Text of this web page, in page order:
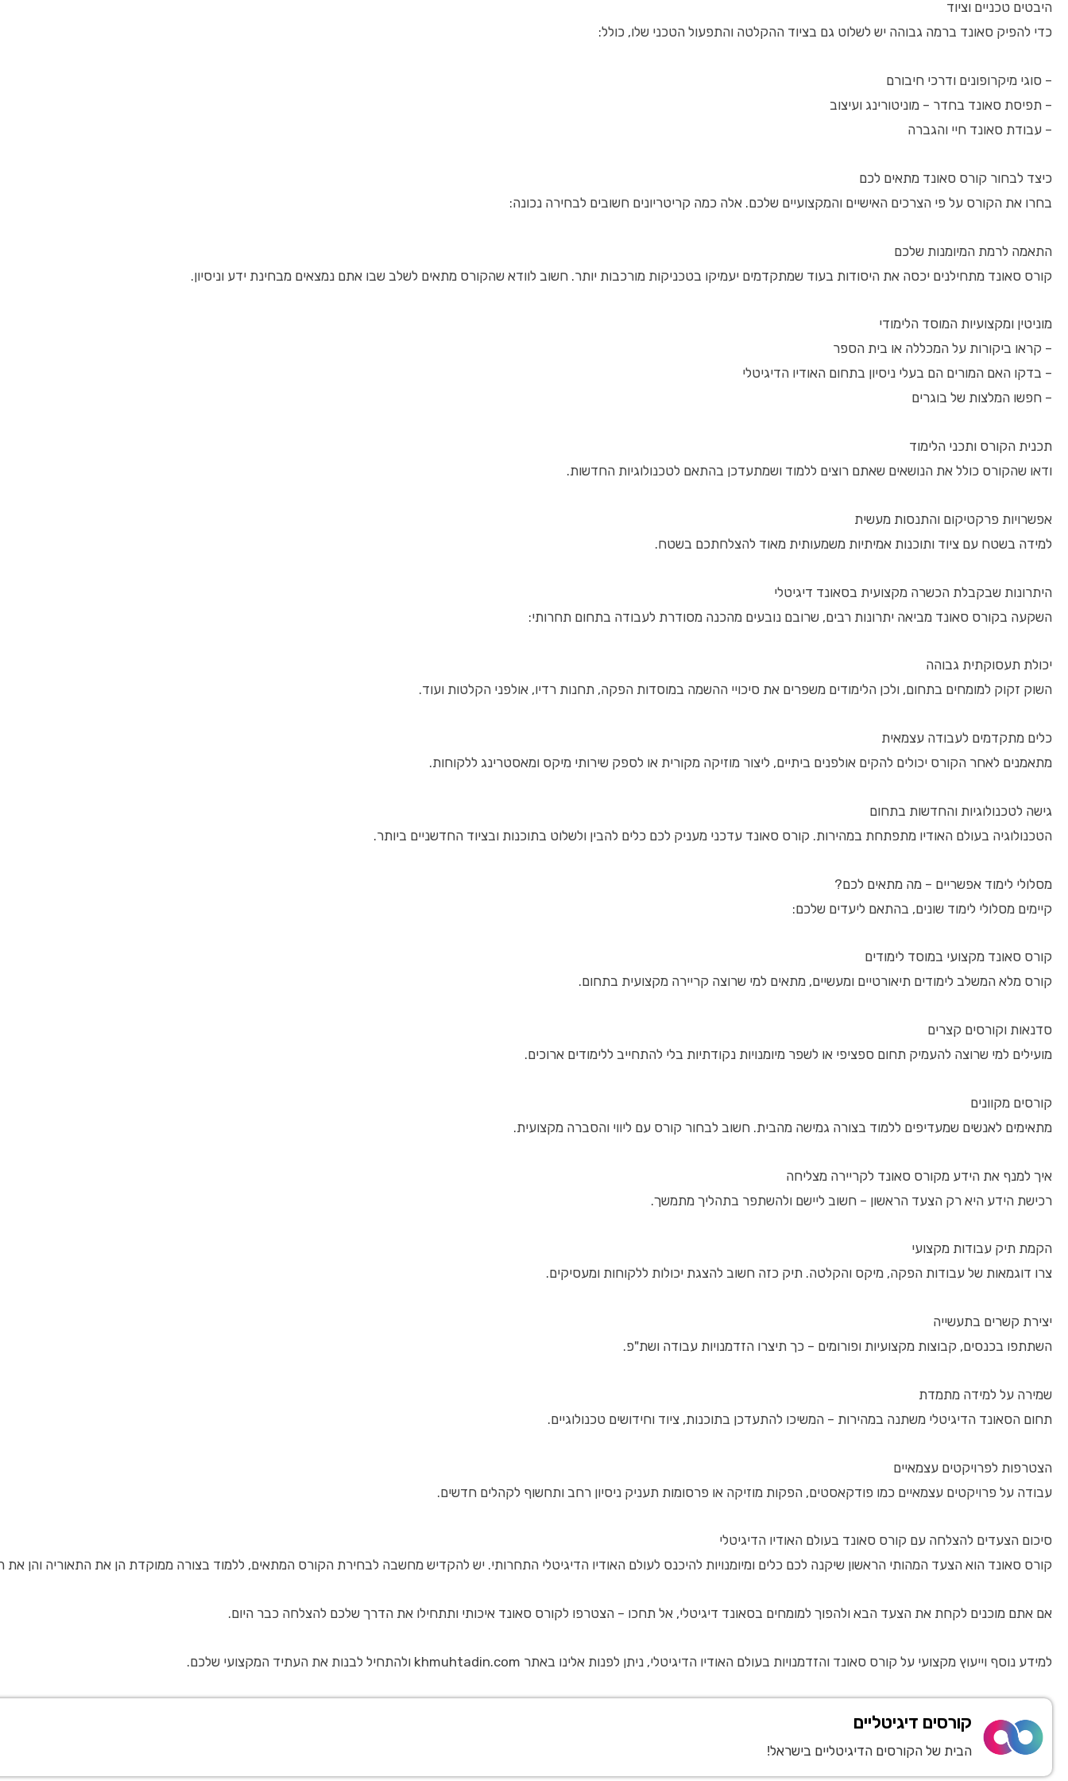
היבטים טכניים וציוד
כדי להפיק סאונד ברמה גבוהה יש לשלוט גם בציוד ההקלטה והתפעול הטכני שלו, כולל:
– סוגי מיקרופונים ודרכי חיבורם
– תפיסת סאונד בחדר – מוניטורינג ועיצוב
– עבודת סאונד חיי והגברה
כיצד לבחור קורס סאונד מתאים לכם
בחרו את הקורס על פי הצרכים האישיים והמקצועיים שלכם. אלה כמה קריטריונים חשובים לבחירה נכונה:
התאמה לרמת המיומנות שלכם
קורס סאונד מתחילנים יכסה את היסודות בעוד שמתקדמים יעמיקו בטכניקות מורכבות יותר. חשוב לוודא שהקורס מתאים לשלב שבו אתם נמצאים מבחינת ידע וניסיון.
מוניטין ומקצועיות המוסד הלימודי
– קראו ביקורות על המכללה או בית הספר
– בדקו האם המורים הם בעלי ניסיון בתחום האודיו הדיגיטלי
– חפשו המלצות של בוגרים
תכנית הקורס ותכני הלימוד
ודאו שהקורס כולל את הנושאים שאתם רוצים ללמוד ושמתעדכן בהתאם לטכנולוגיות החדשות.
אפשרויות פרקטיקום והתנסות מעשית
למידה בשטח עם ציוד ותוכנות אמיתיות משמעותית מאוד להצלחתכם בשטח.
היתרונות שבקבלת הכשרה מקצועית בסאונד דיגיטלי
השקעה בקורס סאונד מביאה יתרונות רבים, שרובם נובעים מהכנה מסודרת לעבודה בתחום תחרותי:
יכולת תעסוקתית גבוהה
השוק זקוק למומחים בתחום, ולכן הלימודים משפרים את סיכויי ההשמה במוסדות הפקה, תחנות רדיו, אולפני הקלטות ועוד.
כלים מתקדמים לעבודה עצמאית
מתאמנים לאחר הקורס יכולים להקים אולפנים ביתיים, ליצור מוזיקה מקורית או לספק שירותי מיקס ומאסטרינג ללקוחות.
גישה לטכנולוגיות והחדשות בתחום
הטכנולוגיה בעולם האודיו מתפתחת במהירות. קורס סאונד עדכני מעניק לכם כלים להבין ולשלוט בתוכנות ובציוד החדשניים ביותר.
מסלולי לימוד אפשריים – מה מתאים לכם?
קיימים מסלולי לימוד שונים, בהתאם ליעדים שלכם:
קורס סאונד מקצועי במוסד לימודים
קורס מלא המשלב לימודים תיאורטיים ומעשיים, מתאים למי שרוצה קריירה מקצועית בתחום.
סדנאות וקורסים קצרים
מועילים למי שרוצה להעמיק תחום ספציפי או לשפר מיומנויות נקודתיות בלי להתחייב ללימודים ארוכים.
קורסים מקוונים
מתאימים לאנשים שמעדיפים ללמוד בצורה גמישה מהבית. חשוב לבחור קורס עם ליווי והסברה מקצועית.
איך למנף את הידע מקורס סאונד לקריירה מצליחה
רכישת הידע היא רק הצעד הראשון – חשוב ליישם ולהשתפר בתהליך מתמשך.
הקמת תיק עבודות מקצועי
צרו דוגמאות של עבודות הפקה, מיקס והקלטה. תיק כזה חשוב להצגת יכולות ללקוחות ומעסיקים.
יצירת קשרים בתעשייה
השתתפו בכנסים, קבוצות מקצועיות ופורומים – כך תיצרו הזדמנויות עבודה ושת"פ.
שמירה על למידה מתמדת
תחום הסאונד הדיגיטלי משתנה במהירות – המשיכו להתעדכן בתוכנות, ציוד וחידושים טכנולוגיים.
הצטרפות לפרויקטים עצמאיים
עבודה על פרויקטים עצמאיים כמו פודקאסטים, הפקות מוזיקה או פרסומות תעניק ניסיון רחב ותחשוף לקהלים חדשים.
סיכום הצעדים להצלחה עם קורס סאונד בעולם האודיו הדיגיטלי
קורס סאונד הוא הצעד המהותי הראשון שיקנה לכם כלים ומיומנויות להיכנס לעולם האודיו הדיגיטלי התחרותי. יש להקדיש מחשבה לבחירת הקורס המתאים, ללמוד בצורה ממוקדת הן את התאוריה והן
אם אתם מוכנים לקחת את הצעד הבא ולהפוך למומחים בסאונד דיגיטלי, אל תחכו – הצטרפו לקורס סאונד איכותי ותתחילו את הדרך שלכם להצלחה כבר היום.
למידע נוסף וייעוץ מקצועי על קורס סאונד והזדמנויות בעולם האודיו הדיגיטלי, ניתן לפנות אלינו באתר khmuhtadin.com ולהתחיל לבנות את העתיד המקצועי שלכם.
קורסים דיגיטליים
הבית של הקורסים הדיגיטליים בישראל!